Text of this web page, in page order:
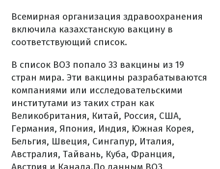
Всемирная организация здравоохранения
включила казахстанскую вакцину в
соответствующий список.
В список ВОЗ попало 33 вакцины из 19
стран мира. Эти вакцины разрабатываются
компаниями или исследовательскими
институтами из таких стран как
Великобритания, Китай, Россия, США,
Германия, Япония, Индия, Южная Корея,
Бельгия, Швеция, Сингапур, Италия,
Австралия, Тайвань, Куба, Франция,